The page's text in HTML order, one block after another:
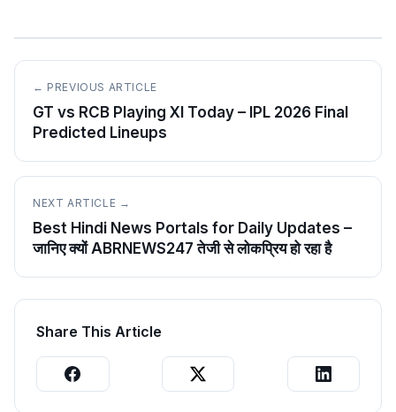
← PREVIOUS ARTICLE
GT vs RCB Playing XI Today – IPL 2026 Final
Predicted Lineups
NEXT ARTICLE →
Best Hindi News Portals for Daily Updates –
जानिए क्यों ABRNEWS247 तेजी से लोकप्रिय हो रहा है
Share This Article